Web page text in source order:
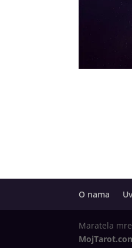
O nama
Maratela